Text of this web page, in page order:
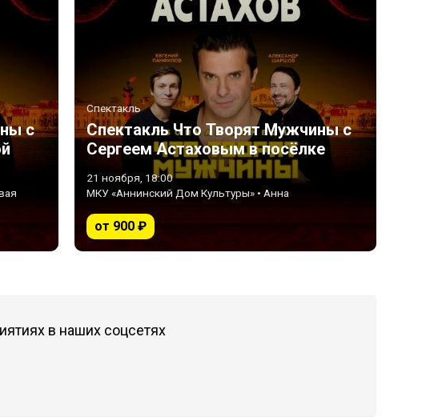
с
Спектакль
Спектакль Что Творят Мужчины с
Сергеем Астаховым в посёлке
21 ноября, 18:00
МКУ «Аннинский Дом Культуры» • Анна
от 900 ₽
в наших соцсетях